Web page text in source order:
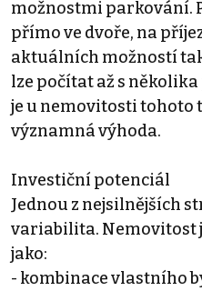
možnostmi parkování.
přímo ve dvoře, na
aktuálních možností
lze počítat až s
je u nemovitosti tohoto
významná výhoda.
Investiční potenciál
Jednou z nejsilnějších
variabilita. Nemovitost
jako:
- kombinace vlastního